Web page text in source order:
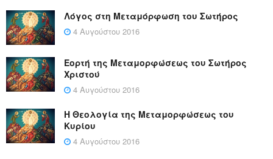
Λόγος στη Μεταμόρφωση του Σωτήρος
4 Αυγούστου 2016
Εορτή της Μεταμορφώσεως του Σωτήρος
Χριστού
4 Αυγούστου 2016
Η Θεολογία της Μεταμορφώσεως του
Κυρίου
4 Αυγούστου 2016